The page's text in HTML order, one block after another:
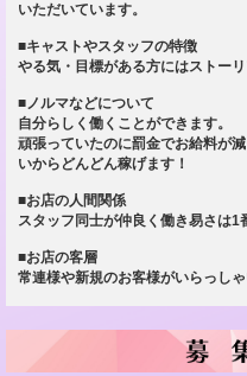
いただいています。
■キャストやスタッフの特徴
やる気・目標がある方にはストー
■ノルマなどについて
自分らしく働くことができます。
頑張っていたのに罰金でお給料が
いからどんどん稼げます！
■お店の人間関係
スタッフ同士が仲良く働き易さは1
■お店の客層
常連様や新規のお客様がいらっしゃ